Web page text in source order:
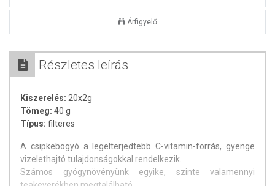
Árfigyelő
Részletes leírás
Kiszerelés: 20x2g
Tömeg: 40 g
Típus: filteres
A csipkebogyó a legelterjedtebb C-vitamin-forrás, gyenge
vizelethajtó tulajdonságokkal rendelkezik.
Számos gyógynövényünk egyike, szinte valamennyi